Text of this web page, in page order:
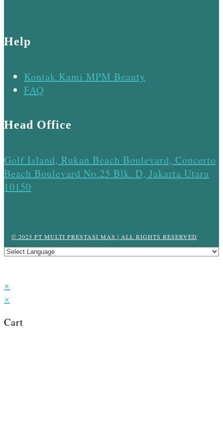
Help
Kontak Kami MPM Beauty
FAQ
Head Office
Golf Island, Rukan Beach Boulevard, Concerto
Beach Boulevard No.25 Blk. D, Jakarta Utara
10150
© 2025 PT MULTI PRESTASI MAS | ALL RIGHTS RESERVED
×
×
Cart